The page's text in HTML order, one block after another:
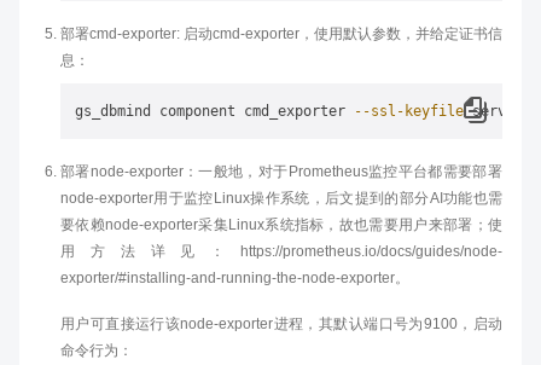
部署cmd-exporter: 启动cmd-exporter，使用默认参数，并给定证书信
息：
gs_dbmind component cmd_exporter --ssl-keyfile server
部署node-exporter：一般地，对于Prometheus监控平台都需要部署
node-exporter用于监控Linux操作系统，后文提到的部分AI功能也需
要依赖node-exporter采集Linux系统指标，故也需要用户来部署；使
用方法详见：https://prometheus.io/docs/guides/node-
exporter/#installing-and-running-the-node-exporter。
用户可直接运行该node-exporter进程，其默认端口号为9100，启动
命令行为：